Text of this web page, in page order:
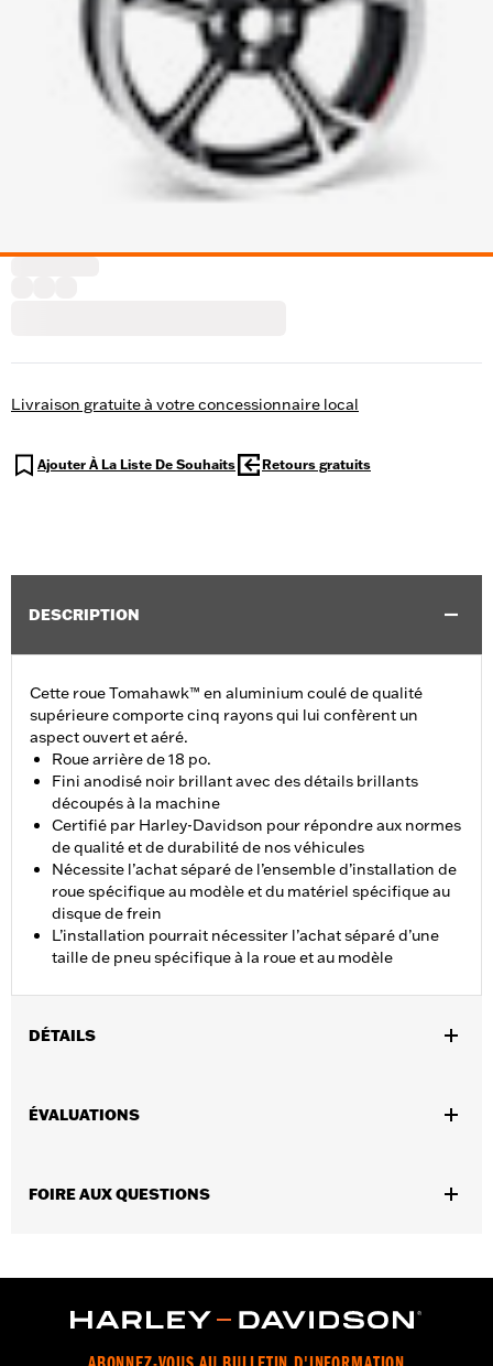
Livraison gratuite à votre concessionnaire local
Ajouter À La Liste De Souhaits Retours gratuits
DESCRIPTION
Cette roue Tomahawk™ en aluminium coulé de qualité
supérieure comporte cinq rayons qui lui confèrent un
aspect ouvert et aéré.
Roue arrière de 18 po.
Fini anodisé noir brillant avec des détails brillants
découpés à la machine
Certifié par Harley-Davidson pour répondre aux normes
de qualité et de durabilité de nos véhicules
Nécessite l’achat séparé de l’ensemble d’installation de
roue spécifique au modèle et du matériel spécifique au
disque de frein
L’installation pourrait nécessiter l’achat séparé d’une
taille de pneu spécifique à la roue et au modèle
DÉTAILS
après, FLTRT 2023 et après, FLHLT et FLHLTSE 2026 et après.
Position sur la moto:Arrière
Vendues en unités:Chaque
Matériel:
Aluminium coulé
ÉVALUATIONS
FOIRE AUX QUESTIONS